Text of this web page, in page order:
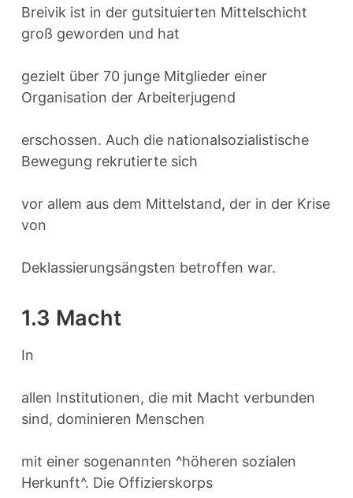
Breivik ist in der gutsituierten Mittelschicht
groß geworden und hat
gezielt über 70 junge Mitglieder einer
Organisation der Arbeiterjugend
erschossen. Auch die nationalsozialistische
Bewegung rekrutierte sich
vor allem aus dem Mittelstand, der in der Krise
von
Deklassierungsängsten betroffen war.
1.3 Macht
In
allen Institutionen, die mit Macht verbunden
sind, dominieren Menschen
mit einer sogenannten ^höheren sozialen
Herkunft^. Die Offizierskorps